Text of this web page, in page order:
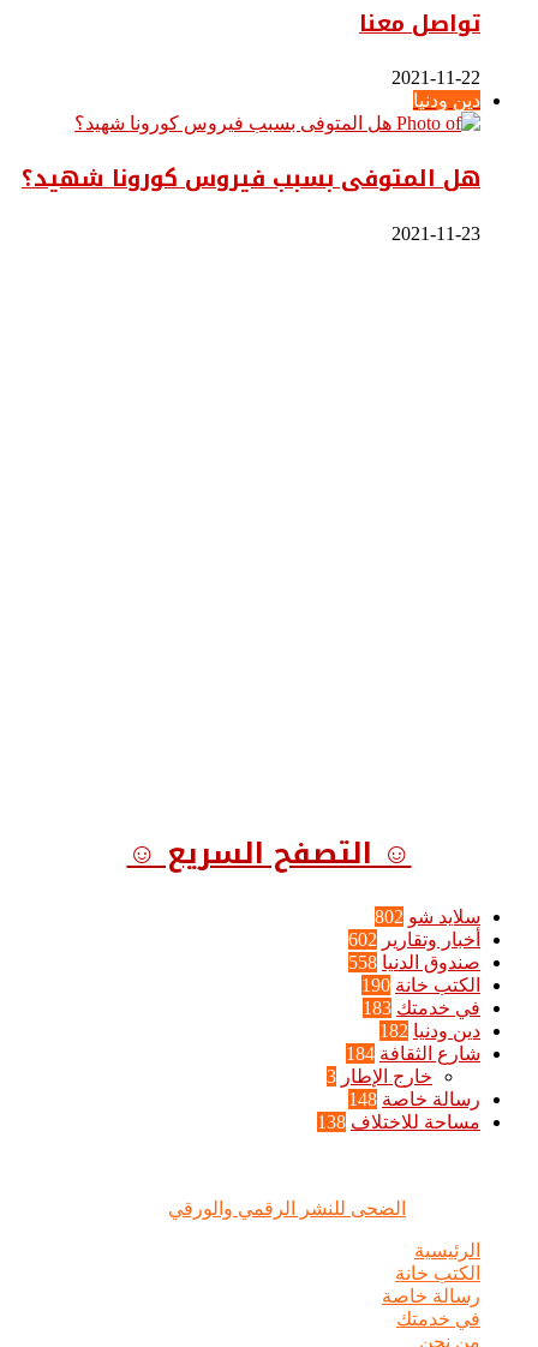
تواصل معنا
2021-11-22
دين ودنيا
هل المتوفى بسبب فيروس كورونا شهيد؟
2021-11-23
☺ التصفح السريع ☺
سلايد شو 802
أخبار وتقارير 602
صندوق الدنيا 558
الكتب خانة 190
في خدمتك 183
دين ودنيا 182
شارع الثقافة 184
خارج الإطار 3
رسالة خاصة 148
مساحة للاختلاف 138
الضحى للنشر الرقمي والورقي
الرئيسية
الكتب خانة
رسالة خاصة
في خدمتك
من نحن